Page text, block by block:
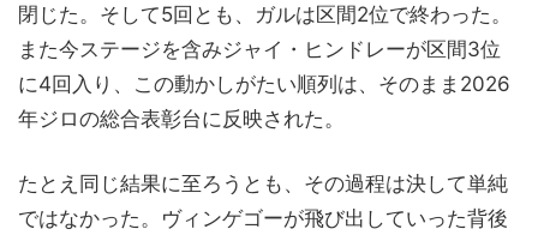
閉じた。そして5回とも、ガルは区間2位で終わった。
また今ステージを含みジャイ・ヒンドレーが区間3位
に4回入り、この動かしがたい順列は、そのまま2026
年ジロの総合表彰台に反映された。
たとえ同じ結果に至ろうとも、その過程は決して単純
ではなかった。ヴィンゲゴーが飛び出していった背後